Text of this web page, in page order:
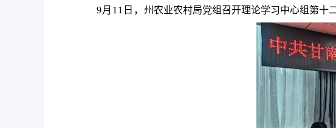
9月 11 日， 州农业农村局党组召开理论学习中心组第十